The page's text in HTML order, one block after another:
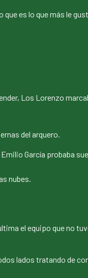
es lo que más le
Los Lorenzo
del arquero.
García probaba
nubes.
el equipo que no
lados tratando de